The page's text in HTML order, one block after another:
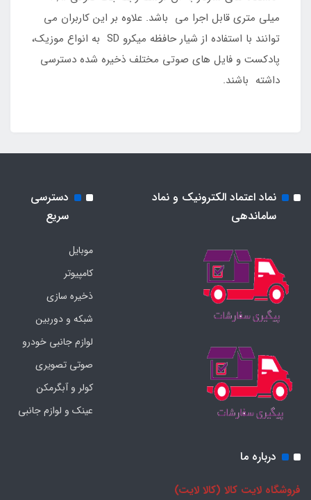
میلی متری قابل اجرا می باشد. علاوه بر این کاربران می
توانند با استفاده از شیار حافظه میکرو SD به انواع موزیک،
پادکست و فایل های صوتی مختلف ذخیره شده دسترسی
داشته باشند.
نماد اعتماد الکترونیک و نماد
ساماندهی
دسترسی
سریع
موبایل
کامپیوتر
ذخیره سازی
شبکه و دوربین
لوازم جانبی خودرو
صوتی تصویری
کولر و آبگرمکن
عینک و لوازم جانبی
درباره ما
فروشگاه لایت کالا (کالا لایت)